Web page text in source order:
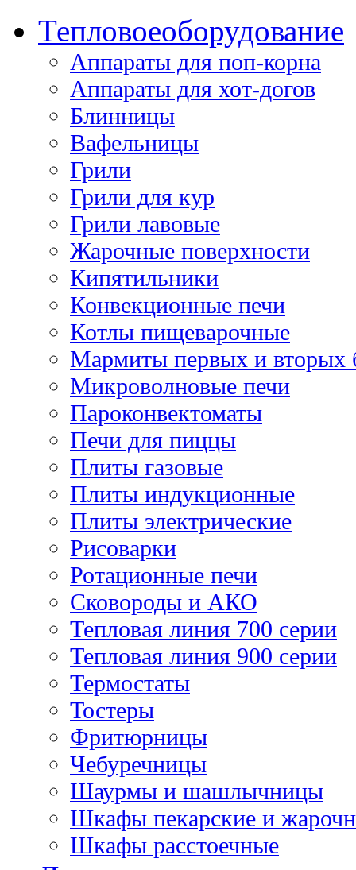
Тепловоеоборудование
Аппараты для поп-корна
Аппараты для хот-догов
Блинницы
Вафельницы
Грили
Грили для кур
Грили лавовые
Жарочные поверхности
Кипятильники
Конвекционные печи
Котлы пищеварочные
Мармиты первых и вторых
Микроволновые печи
Пароконвектоматы
Печи для пиццы
Плиты газовые
Плиты индукционные
Плиты электрические
Рисоварки
Ротационные печи
Сковороды и АКО
Тепловая линия 700 серии
Тепловая линия 900 серии
Термостаты
Тостеры
Фритюрницы
Чебуречницы
Шаурмы и шашлычницы
Шкафы пекарские и
Шкафы расстоечные